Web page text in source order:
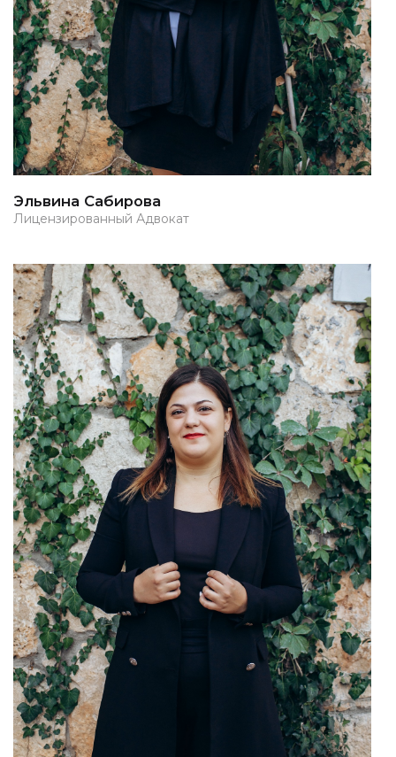
Эльвина Сабирова
Лицензированный Адвокат